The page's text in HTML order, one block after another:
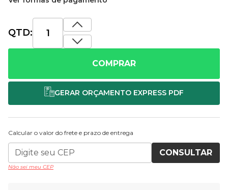
QTD:
COMPRAR
Calcular o valor do frete e prazo de entrega
CONSULTAR
Não sei meu CEP